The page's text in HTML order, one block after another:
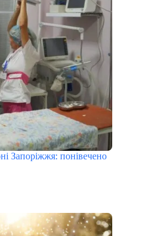
Запоріжжя: понівечено